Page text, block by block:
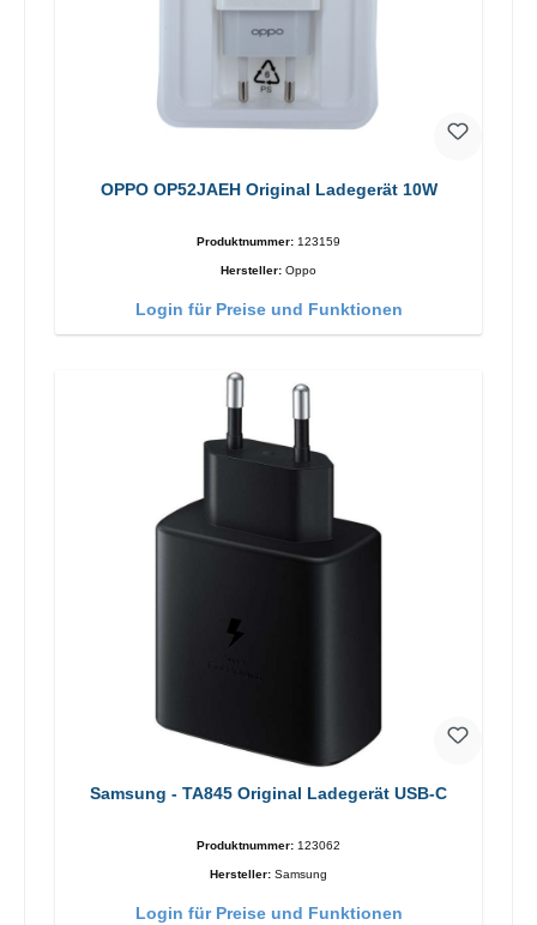
OPPO OP52JAEH Original Ladegerät 10W
Produktnummer: 123159
Hersteller: Oppo
Login für Preise und Funktionen
Samsung - TA845 Original Ladegerät USB-C
Produktnummer: 123062
Hersteller: Samsung
Login für Preise und Funktionen